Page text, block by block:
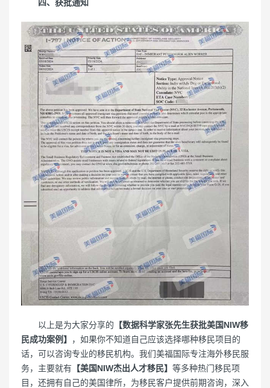
四、获批通知
以上是为大家分享的 【数据科学家张先生获批美国NIW移
民成功案例】
，如果你不知道自己应该选择哪种移民项目的
话，可以咨询专业的移民机构。我们美福国际专注海外移民服
务，主要就有 【美国NIW杰出人才移民】 等多种热门移民项
目，还拥有自己的美国律所，为移民客户提供前期咨询，深入